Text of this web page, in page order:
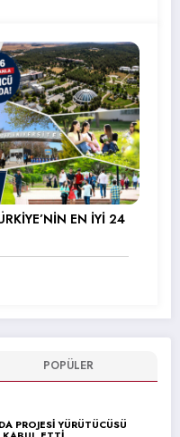
POPÜLER
PROJESİ YÜRÜTÜCÜSÜ
EN İYİ 24